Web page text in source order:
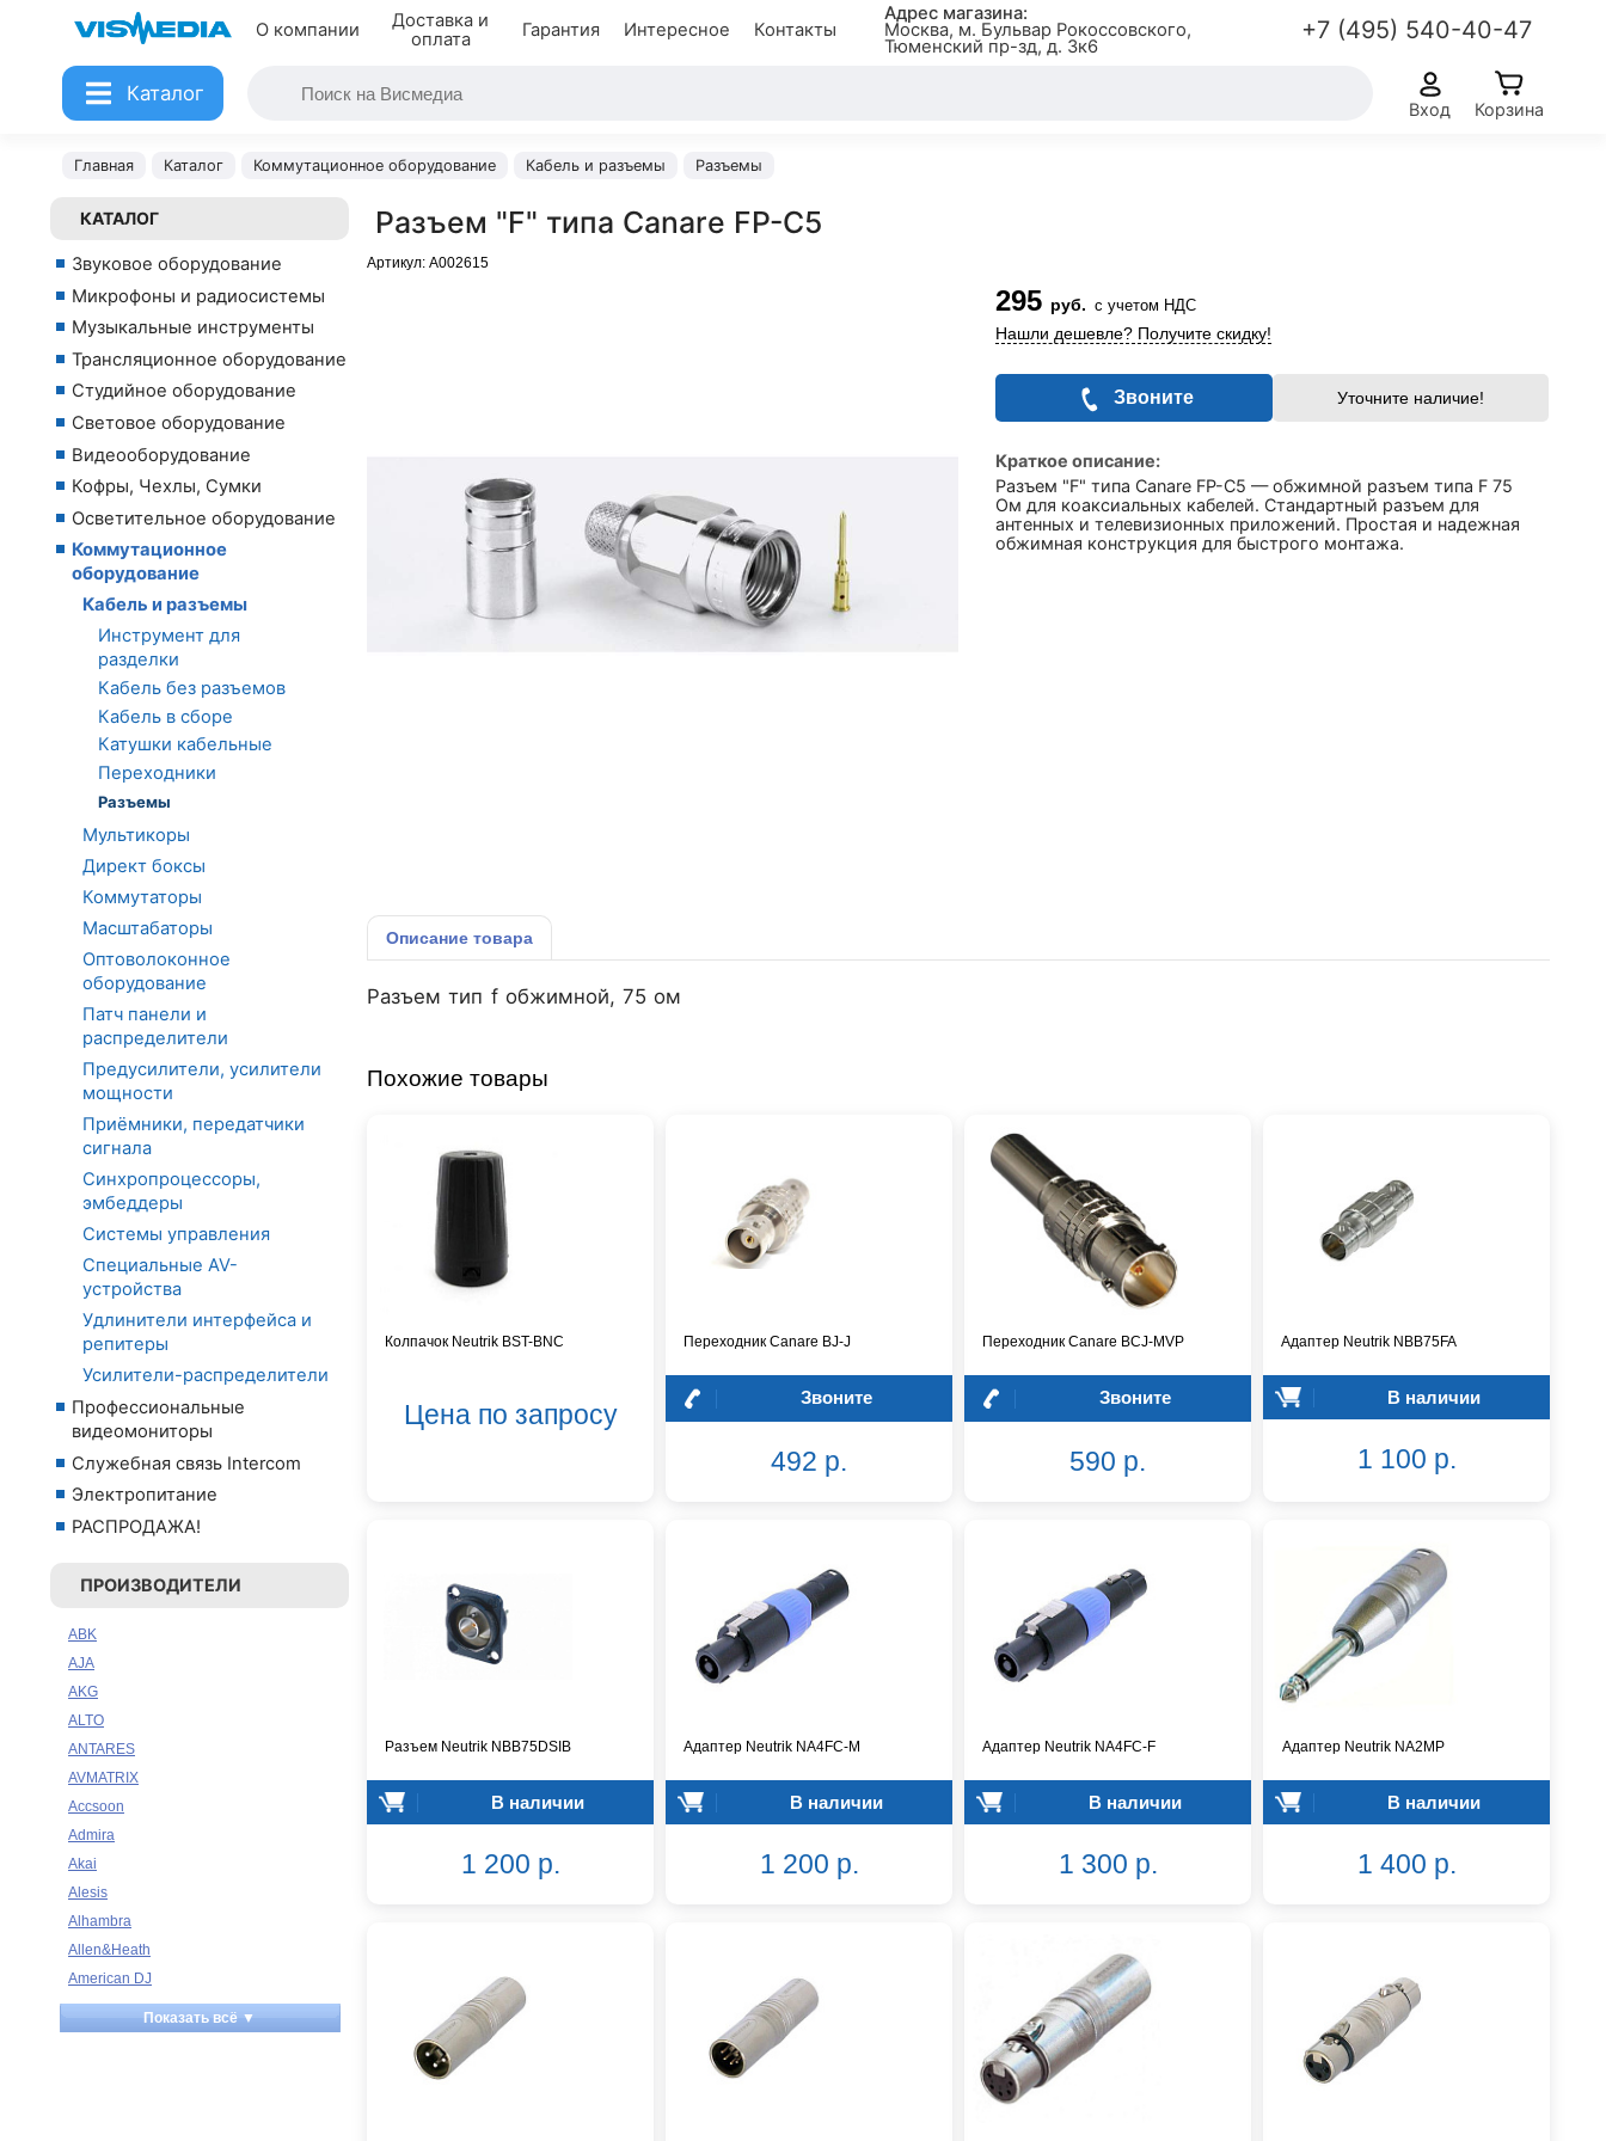
О компании
Доставка и
оплата
Гарантия Интересное Контакты
Адрес магазина:
Москва, м. Бульвар Рокоссовского,
Тюменский пр-зд, д. 3к6
+7 (495) 540-40-47
Каталог
Вход Корзина
Главная Каталог Коммутационное оборудование Кабель и разъемы Разъемы
КАТАЛОГ
Звуковое оборудование
Микрофоны и радиосистемы
Музыкальные инструменты
Трансляционное оборудование
Студийное оборудование
Световое оборудование
Видеооборудование
Кофры, Чехлы, Сумки
Осветительное оборудование
Коммутационное
оборудование
Кабель и разъемы
Инструмент для
разделки
Кабель без разъемов
Кабель в сборе
Катушки кабельные
Переходники
Разъемы
Мультикоры
Директ боксы
Коммутаторы
Масштабаторы
Оптоволоконное
оборудование
Патч панели и
распределители
Предусилители, усилители
мощности
Приёмники, передатчики
сигнала
Синхропроцессоры,
эмбеддеры
Системы управления
Специальные AV-
устройства
Удлинители интерфейса и
репитеры
Усилители-распределители
Профессиональные
видеомониторы
Служебная связь Intercom
Электропитание
РАСПРОДАЖА!
ПРОИЗВОДИТЕЛИ
ABK
AJA
AKG
ALTO
ANTARES
AVMATRIX
Accsoon
Admira
Akai
Alesis
Alhambra
Allen&Heath
American DJ
Ampeg
Apart
Показать всё ▼
Разъем "F" типа Canare FP-C5
Артикул: A002615
295 руб. с учетом НДС
Нашли дешевле? Получите скидку!
Звоните Уточните наличие!
Краткое описание:
Разъем "F" типа Canare FP-C5 — обжимной разъем типа F 75
Ом для коаксиальных кабелей. Стандартный разъем для
антенных и телевизионных приложений. Простая и надежная
обжимная конструкция для быстрого монтажа.
Описание товара
Разъем тип f обжимной, 75 ом
Похожие товары
Колпачок Neutrik BST-BNC
Цена по запросу
Переходник Canare BJ-J
Звоните
492 р.
Переходник Canare BCJ-MVP
Звоните
590 р.
Адаптер Neutrik NBB75FA
В наличии
1 100 р.
Разъем Neutrik NBB75DSIB
В наличии
1 200 р.
Адаптер Neutrik NA4FC-M
В наличии
1 200 р.
Адаптер Neutrik NA4FC-F
В наличии
1 300 р.
Адаптер Neutrik NA2MP
В наличии
1 400 р.